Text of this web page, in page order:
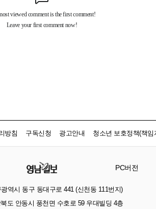
방침 구독신청 광고안내 청소년 보호정책(책임
PC버전
역시 동구 동대구로 441 (신천동 111번지)
도 안동시 풍천면 수호로 59 우대빌딩 4층